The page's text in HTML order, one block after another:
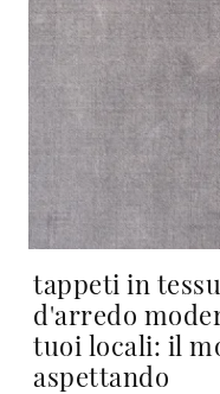
tappeti in
d'arredo
tuoi locali: il
aspettando